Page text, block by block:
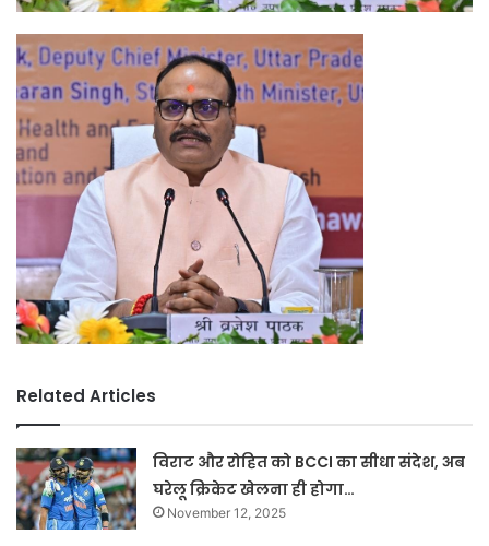
Related Articles
विराट और रोहित को BCCI का सीधा संदेश, अब
घरेलू क्रिकेट खेलना ही होगा…
November 12, 2025